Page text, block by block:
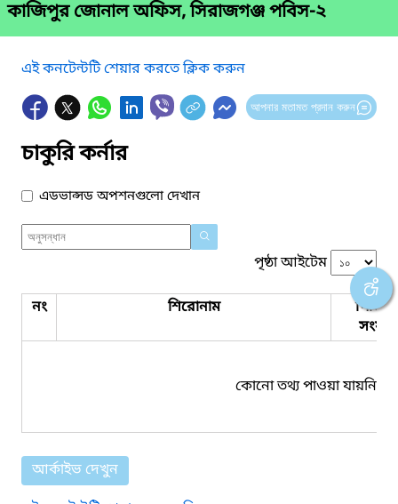
কাজিপুর জোনাল অফিস, সিরাজগঞ্জ পবিস-২
এই কনটেন্টটি শেয়ার করতে ক্লিক করুন
আপনার মতামত প্রদান করুন
চাকুরি কর্নার
এডভান্সড অপশনগুলো দেখান
পৃষ্ঠা আইটেম
নং শিরোনাম
কোনো তথ্য পাওয়া যায়নি।
আর্কাইভ দেখুন